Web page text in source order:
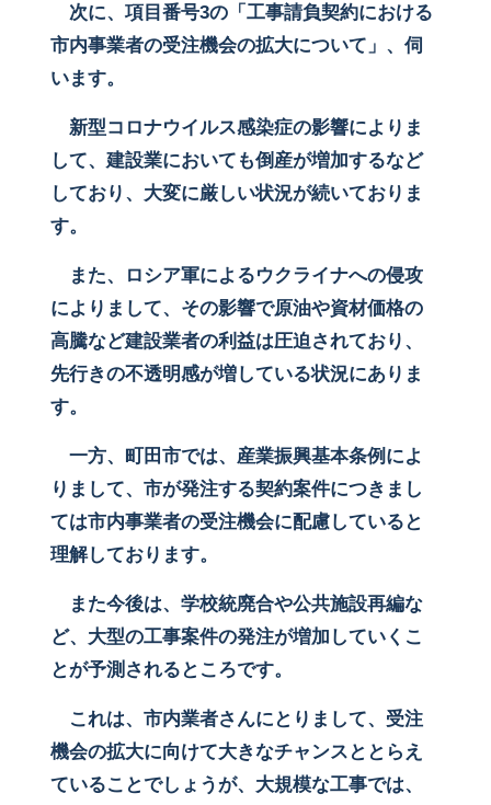
次に、項目番号3の「工事請負契約における
市内事業者の受注機会の拡大について」、伺
います。
新型コロナウイルス感染症の影響によりま
して、建設業においても倒産が増加するなど
しており、大変に厳しい状況が続いておりま
す。
また、ロシア軍によるウクライナへの侵攻
によりまして、その影響で原油や資材価格の
高騰など建設業者の利益は圧迫されており、
先行きの不透明感が増している状況にありま
す。
一方、町田市では、産業振興基本条例によ
りまして、市が発注する契約案件につきまし
ては市内事業者の受注機会に配慮していると
理解しております。
また今後は、学校統廃合や公共施設再編な
ど、大型の工事案件の発注が増加していくこ
とが予測されるところです。
これは、市内業者さんにとりまして、受注
機会の拡大に向けて大きなチャンスととらえ
ていることでしょうが、大規模な工事では、